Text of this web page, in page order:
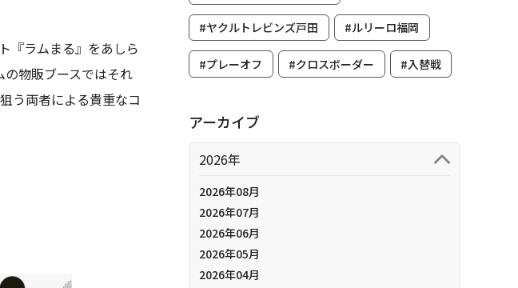
『ラムまる』をあしら
物販ブースではそれ
う両者による貴重なコ
#ヤクルトレビンズ戸田 #ルリーロ福岡
#プレーオフ #クロスボーダー #入替戦
アーカイブ
2026年
2026年08月
2026年07月
2026年06月
2026年05月
2026年04月